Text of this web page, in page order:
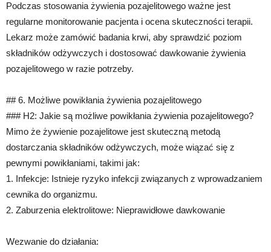
Podczas stosowania żywienia pozajelitowego ważne jest
regularne monitorowanie pacjenta i ocena skuteczności terapii.
Lekarz może zamówić badania krwi, aby sprawdzić poziom
składników odżywczych i dostosować dawkowanie żywienia
pozajelitowego w razie potrzeby.
## 6. Możliwe powikłania żywienia pozajelitowego
### H2: Jakie są możliwe powikłania żywienia pozajelitowego?
Mimo że żywienie pozajelitowe jest skuteczną metodą
dostarczania składników odżywczych, może wiązać się z
pewnymi powikłaniami, takimi jak:
1. Infekcje: Istnieje ryzyko infekcji związanych z wprowadzaniem
cewnika do organizmu.
2. Zaburzenia elektrolitowe: Nieprawidłowe dawkowanie
Wezwanie do działania: